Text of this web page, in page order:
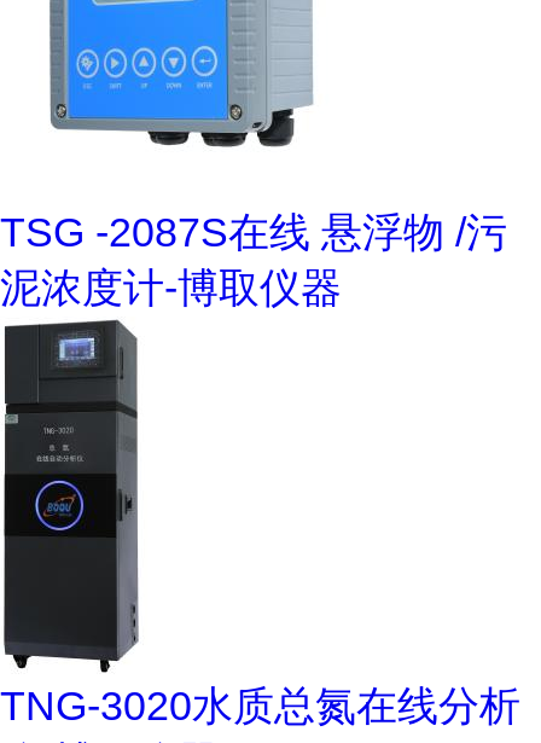
TSG -2087S在线 悬浮物 /污
泥浓度计-博取仪器
TNG-3020水质总氮在线分析